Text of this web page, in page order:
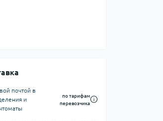
почтой в
и
по тарифам
перевозчика